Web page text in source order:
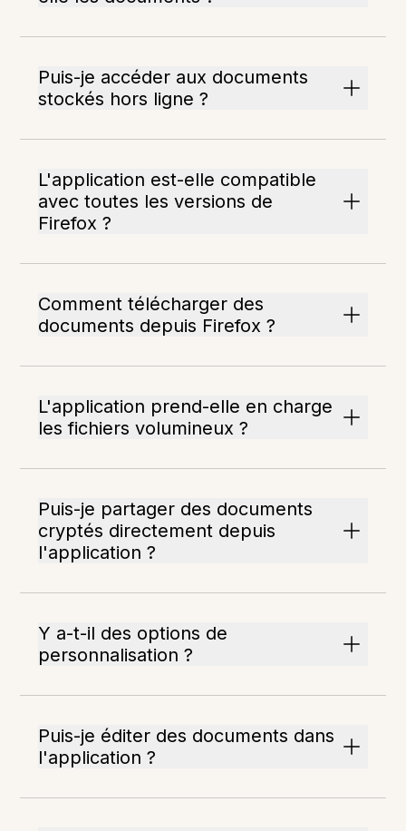
Puis-je accéder aux documents
stockés hors ligne ?
L'application est-elle compatible
avec toutes les versions de
Firefox ?
Comment télécharger des
documents depuis Firefox ?
L'application prend-elle en charge
les fichiers volumineux ?
Puis-je partager des documents
cryptés directement depuis
l'application ?
Y a-t-il des options de
personnalisation ?
Puis-je éditer des documents dans
l'application ?